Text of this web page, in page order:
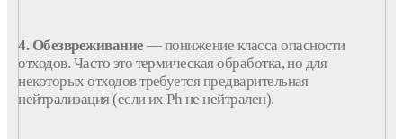
4. Обезвреживание — понижение классаопасности
отходов. Часто это термическая обработка, но для
некоторых отходов требуется предварительная
нейтрализация (если их Ph не нейтрален).